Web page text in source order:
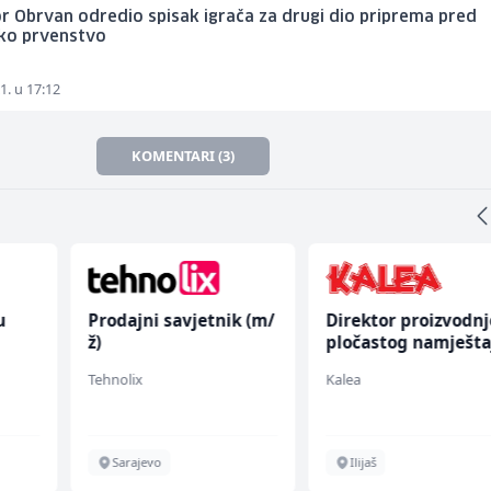
Obrvan odredio spisak igrača za drugi dio priprema pred
prvenstvo
u 17:12
KOMENTARI (3)
Prodajni savjetnik (m/
ž)
Tehnolix
Sarajevo
Direktor
pločastog
Kalea
Ilijaš